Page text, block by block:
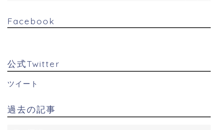
Facebook
公式Twitter
ツイート
過去の記事